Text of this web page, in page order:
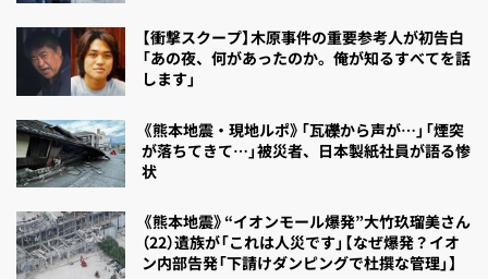
【衝撃スクープ】木原事件の重要参考人が初告白
「あの夜、何があったのか。俺が知るすべてを話
します」
《熊本地震・現地ルポ》「瓦礫から声が…」「煙突
が落ちてきて…」被災者、日本製紙社員が語る惨
状
《熊本地震》“イオンモール爆発”大竹玖瑠美さん
（22）遺族が「これは人災です」【なぜ爆発？イオ
ン内部告発「下請けダンピングで杜撰な管理」】